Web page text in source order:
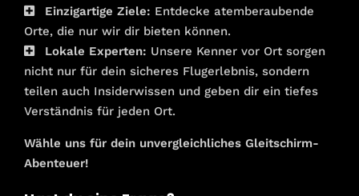
Einzigartige Ziele: Entdecke atemberaubende
Orte, die nur wir dir bieten können.
Lokale Experten: Unsere Kenner vor Ort sorgen
nicht nur für dein sicheres Flugerlebnis, sondern
teilen auch Insiderwissen und geben dir ein tiefes
Verständnis für jeden Ort.
Wähle uns für dein unvergleichliches Gleitschirm-
Abenteuer!